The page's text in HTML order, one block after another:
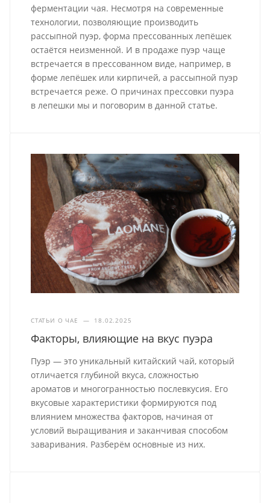
ферментации чая. Несмотря на современные
технологии, позволяющие производить
рассыпной пуэр, форма прессованных лепёшек
остаётся неизменной. И в продаже пуэр чаще
встречается в прессованном виде, например, в
форме лепёшек или кирпичей, а рассыпной пуэр
встречается реже. О причинах прессовки пуэра
в лепешки мы и поговорим в данной статье.
СТАТЬИ О ЧАЕ — 18.02.2025
Факторы, влияющие на вкус пуэра
Пуэр — это уникальный китайский чай, который
отличается глубиной вкуса, сложностью
ароматов и многогранностью послевкусия. Его
вкусовые характеристики формируются под
влиянием множества факторов, начиная от
условий выращивания и заканчивая способом
заваривания. Разберём основные из них.